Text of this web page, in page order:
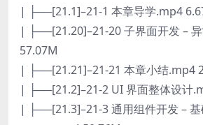
| ├──[21.1]–21-1 本章导学.mp4
| ├──[21.20]–21-20 子界面开发 –
57.07M
| ├──[21.21]–21-21 本章小结.mp4
| ├──[21.2]–21-2 UI 界面整体设计
| ├──[21.3]–21-3 通用组件开发 – 基